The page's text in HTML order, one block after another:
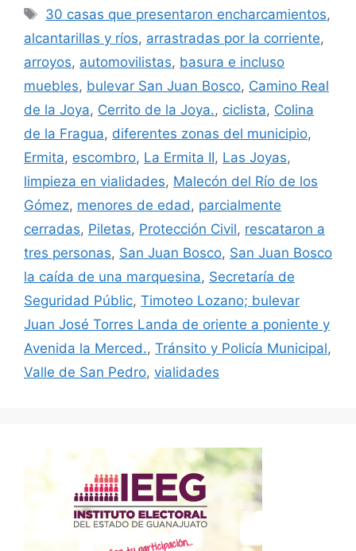
Etiquetas
30 casas que presentaron encharcamientos,
alcantarillas y ríos, arrastradas por la corriente,
arroyos, automovilistas, basura e incluso
muebles, bulevar San Juan Bosco, Camino Real
de la Joya, Cerrito de la Joya., ciclista, Colina
de la Fragua, diferentes zonas del municipio,
Ermita, escombro, La Ermita II, Las Joyas,
limpieza en vialidades, Malecón del Río de los
Gómez, menores de edad, parcialmente
cerradas, Piletas, Protección Civil, rescataron a
tres personas, San Juan Bosco, San Juan Bosco
la caída de una marquesina, Secretaría de
Seguridad Públic, Timoteo Lozano; bulevar
Juan José Torres Landa de oriente a poniente y
Avenida la Merced., Tránsito y Policía Municipal,
Valle de San Pedro, vialidades